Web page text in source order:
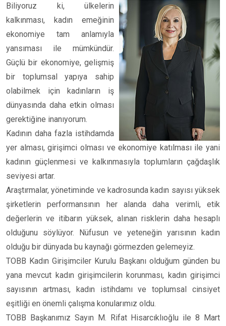
Biliyoruz ki, ülkelerin
kalkınması, kadın emeğinin
ekonomiye tam anlamıyla
yansıması ile mümkündür.
Güçlü bir ekonomiye, gelişmiş
bir toplumsal yapıya sahip
olabilmek için kadınların iş
dünyasında daha etkin olması
gerektiğine inanıyorum.
Kadının daha fazla istihdamda
yer alması, girişimci olması ve ekonomiye katılması ile yani
kadının güçlenmesi ve kalkınmasıyla toplumların çağdaşlık
seviyesi artar.
Araştırmalar, yönetiminde ve kadrosunda kadın sayısı yüksek
şirketlerin performansının her alanda daha verimli, etik
değerlerin ve itibarın yüksek, alınan risklerin daha hesaplı
olduğunu söylüyor. Nüfusun ve yeteneğin yarısının kadın
olduğu bir dünyada bu kaynağı görmezden gelemeyiz.
TOBB Kadın Girişimciler Kurulu Başkanı olduğum günden bu
yana mevcut kadın girişimcilerin korunması, kadın girişimci
sayısının artması, kadın istihdamı ve toplumsal cinsiyet
eşitliği en önemli çalışma konularımız oldu.
TOBB Başkanımız Sayın M. Rifat Hisarcıklıoğlu ile 8 Mart